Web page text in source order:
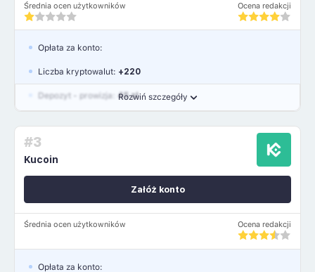
Średnia ocen użytkowników Ocena redakcji
Rozwiń szczegóły
Opłata za konto:
Liczba kryptowalut: +220
Depozyt - prowizja: 45 zł
Język polski: NIE
#3
Kucoin
Średnia ocen użytkowników Ocena redakcji
Załóż konto
Opłata za konto: